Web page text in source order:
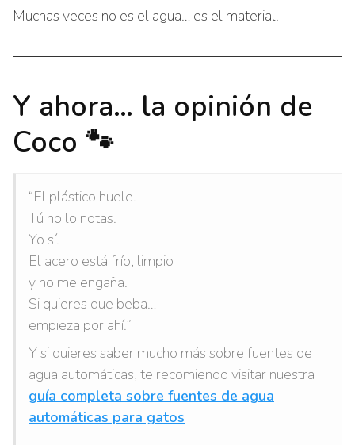
Muchas veces no es el agua… es el material.
Y ahora… la opinión de
Coco 🐾
“El plástico huele.
Tú no lo notas.
Yo sí.
El acero está frío, limpio
y no me engaña.
Si quieres que beba…
empieza por ahí.”
Y si quieres saber mucho más sobre fuentes de
agua automáticas, te recomiendo visitar nuestra
guía completa sobre fuentes de agua
automáticas para gatos